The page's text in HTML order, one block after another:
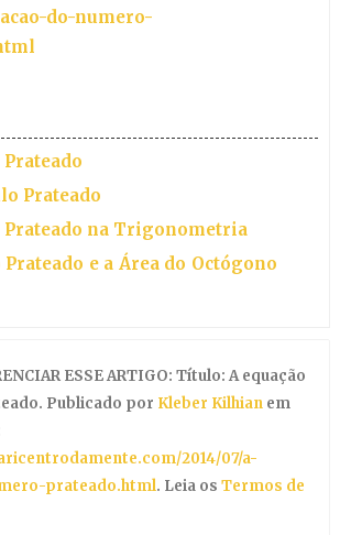
do-numero-
Prateado
Prateado na Trigonometria
e a Área do Octógono
ESSE ARTIGO: Título: A equação
Publicado por Kleber Kilhian em
2014/07/a-
prateado.html. Leia os Termos de